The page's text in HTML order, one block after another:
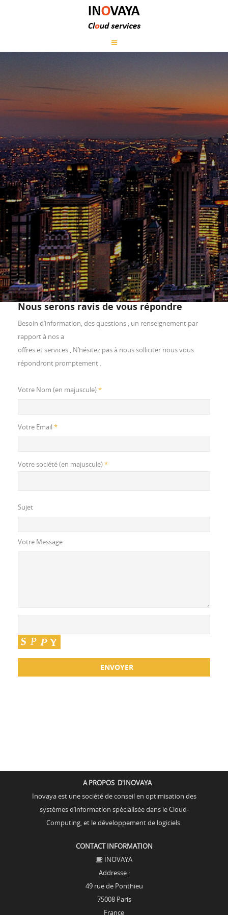
Nous serons ravis de vous répondre
Besoin d’information, des questions , un renseignement par
rapport à nos a
offres et services , N’hésitez pas à nous solliciter nous vous
répondront promptement .
Votre Nom (en majuscule)*
Votre Email *
Votre société (en majuscule)*
Sujet
Votre Message
A PROPOS D'INOVAYA
Inovaya est une société de conseil en optimisation des
systèmes d’information spécialisée dans le Cloud-
Computing, et le développement de logiciels.
CONTACT INFORMATION
INOVAYA
Addresse :
49 rue de Ponthieu
75008 Paris
France